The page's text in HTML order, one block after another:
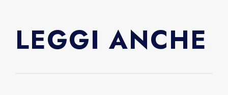
LEGGI ANCHE